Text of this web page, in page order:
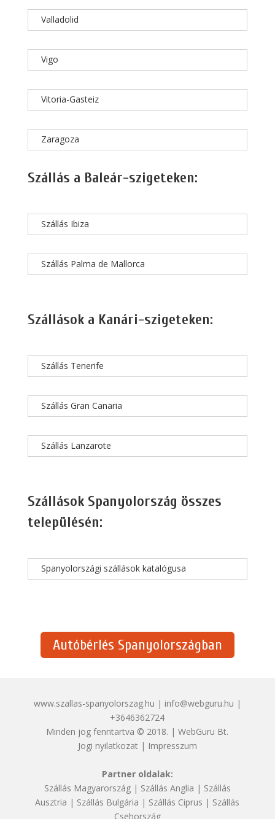
Valladolid
Vigo
Vitoria-Gasteiz
Zaragoza
Szállás a Baleár-szigeteken:
Szállás Ibiza
Szállás Palma de Mallorca
Szállások a Kanári-szigeteken:
Szállás Tenerife
Szállás Gran Canaria
Szállás Lanzarote
Szállások Spanyolország összes
településén:
Spanyolországi szállások katalógusa
Autóbérlés Spanyolországban
www.szallas-spanyolorszag.hu | info@webguru.hu |
+3646362724
Minden jog fenntartva © 2018. | WebGuru Bt.
Jogi nyilatkozat| Impresszum
Partner oldalak:
Szállás Magyarország| Szállás Anglia | Szállás
Ausztria | Szállás Bulgária | Szállás Ciprus | Szállás
Csehország